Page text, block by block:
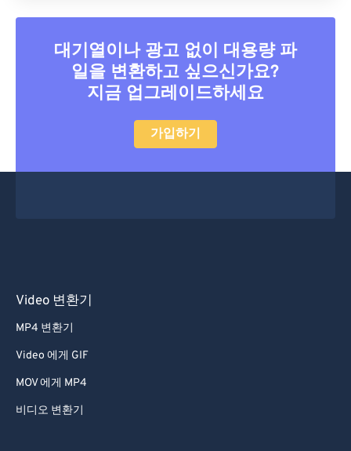
대기열이나 광고 없이 대용량 파
일을 변환하고 싶으신가요?
지금 업그레이드하세요
가입하기
Video 변환기
MP4 변환기
Video 에게 GIF
MOV 에게 MP4
비디오 변환기